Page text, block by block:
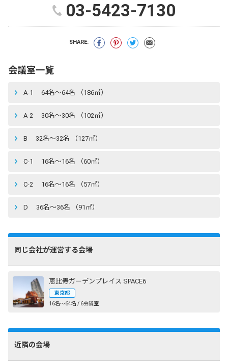
03-5423-7130
SHARE:
会議室一覧
A-1 64名〜64名 （186㎡）
A-2 30名〜30名 （102㎡）
B 32名〜32名 （127㎡）
C-1 16名〜16名 （60㎡）
C-2 16名〜16名 （57㎡）
D 36名〜36名 （91㎡）
同じ会社が運営する会場
恵比寿ガーデンプレイス SPACE6
東京都
16名〜64名 / 6会議室
近隣の会場